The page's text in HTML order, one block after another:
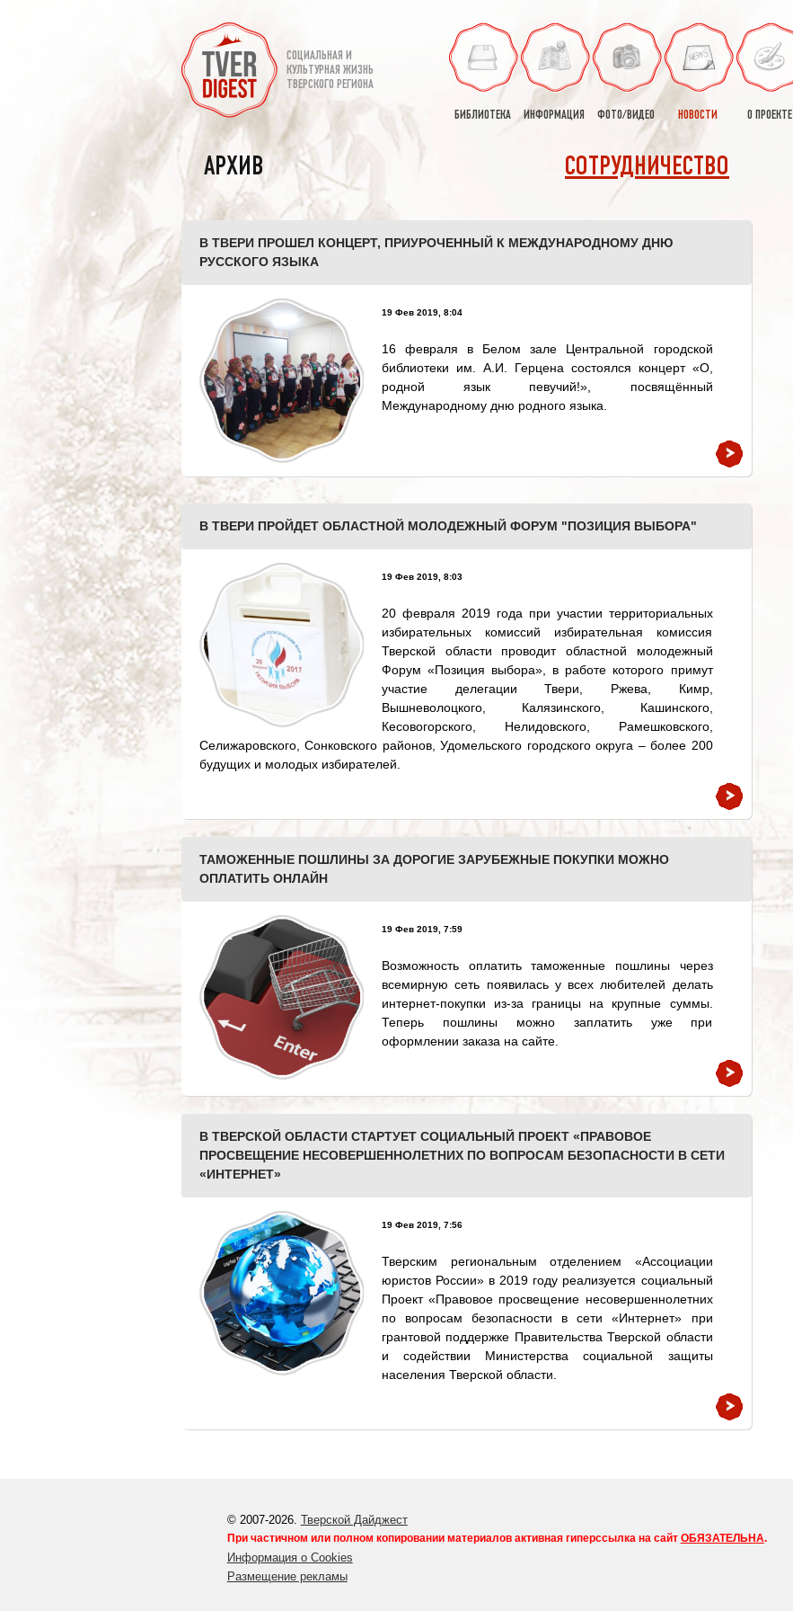
СОЦИАЛЬНАЯ И
КУЛЬТУРНАЯ ЖИЗНЬ
ТВЕРСКОГО РЕГИОНА
БИБЛИОТЕКА ИНФОРМАЦИЯ ФОТО/ВИДЕО НОВОСТИ О ПРОЕКТЕ
АРХИВ СОТРУДНИЧЕСТВО
В ТВЕРИ ПРОШЕЛ КОНЦЕРТ, ПРИУРОЧЕННЫЙ К МЕЖДУНАРОДНОМУ ДНЮ
РУССКОГО ЯЗЫКА
19 Фев 2019, 8:04
16 февраля в Белом зале Центральной городской
библиотеки им. А.И. Герцена состоялся концерт «О,
родной язык певучий!», посвящённый
Международному дню родного языка.
В ТВЕРИ ПРОЙДЕТ ОБЛАСТНОЙ МОЛОДЕЖНЫЙ ФОРУМ "ПОЗИЦИЯ ВЫБОРА"
19 Фев 2019, 8:03
20 февраля 2019 года при участии территориальных
избирательных комиссий избирательная комиссия
Тверской области проводит областной молодежный
Форум «Позиция выбора», в работе которого примут
участие делегации Твери, Ржева, Кимр,
Вышневолоцкого, Калязинского, Кашинского,
Кесовогорского, Нелидовского, Рамешковского,
Селижаровского, Сонковского районов, Удомельского городского округа – более 200
будущих и молодых избирателей.
ТАМОЖЕННЫЕ ПОШЛИНЫ ЗА ДОРОГИЕ ЗАРУБЕЖНЫЕ ПОКУПКИ МОЖНО
ОПЛАТИТЬ ОНЛАЙН
19 Фев 2019, 7:59
Возможность оплатить таможенные пошлины через
всемирную сеть появилась у всех любителей делать
интернет-покупки из-за границы на крупные суммы.
Теперь пошлины можно заплатить уже при
оформлении заказа на сайте.
В ТВЕРСКОЙ ОБЛАСТИ СТАРТУЕТ СОЦИАЛЬНЫЙ ПРОЕКТ «ПРАВОВОЕ
ПРОСВЕЩЕНИЕ НЕСОВЕРШЕННОЛЕТНИХ ПО ВОПРОСАМ БЕЗОПАСНОСТИ В СЕТИ
«ИНТЕРНЕТ»
19 Фев 2019, 7:56
Тверским региональным отделением «Ассоциации
юристов России» в 2019 году реализуется социальный
Проект «Правовое просвещение несовершеннолетних
по вопросам безопасности в сети «Интернет» при
грантовой поддержке Правительства Тверской области
и содействии Министерства социальной защиты
населения Тверской области.
© 2007-2026. Тверской Дайджест
При частичном или полном копировании материалов активная гиперссылка на сайт ОБЯЗАТЕЛЬНА.
Информация о Cookies
Размещение рекламы